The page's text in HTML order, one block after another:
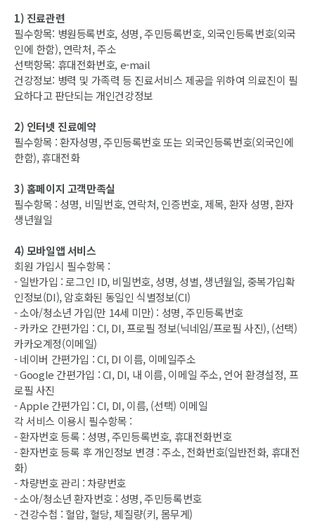
1) 진료관련
필수항목: 병원등록번호, 성명, 주민등록번호, 외국인등록번호(외국
인에 한함), 연락처, 주소
선택항목: 휴대전화번호, e-mail
건강정보: 병력 및 가족력 등 진료서비스 제공을 위하여 의료진이 필
요하다고 판단되는 개인건강정보
2) 인터넷 진료예약
필수항목 : 환자성명, 주민등록번호 또는 외국인등록번호(외국인에
한함), 휴대전화
3) 홈페이지 고객만족실
필수항목 : 성명, 비밀번호, 연락처, 인증번호, 제목, 환자 성명, 환자
생년월일
4) 모바일앱 서비스
회원 가입시 필수항목 :
- 일반가입 : 로그인 ID, 비밀번호, 성명, 성별, 생년월일, 중복가입확
인정보(DI), 암호화된 동일인 식별정보(CI)
- 소아/청소년 가입(만 14세 미만) : 성명, 주민등록번호
- 카카오 간편가입 : CI, DI, 프로필 정보(닉네임/프로필 사진), (선택)
카카오계정(이메일)
- 네이버 간편가입 : CI, DI 이름, 이메일주소
- Google 간편가입 : CI, DI, 내 이름, 이메일 주소, 언어 환경설정, 프
로필 사진
- Apple 간편가입 : CI, DI, 이름, (선택) 이메일
각 서비스 이용시 필수항목 :
- 환자번호 등록 : 성명, 주민등록번호, 휴대전화번호
- 환자번호 등록 후 개인정보 변경 : 주소, 전화번호(일반전화, 휴대전
화)
- 차량번호 관리 : 차량번호
- 소아/청소년 환자번호 : 성명, 주민등록번호
- 건강수첩 : 혈압, 혈당, 체질량(키, 몸무게)